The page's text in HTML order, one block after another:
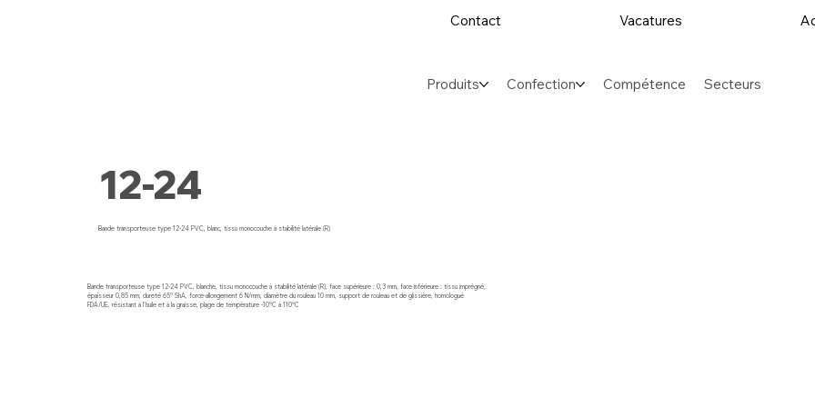
Contact Vacatures
Produits Confection Compétence Secteurs
12-24
Bande transporteuse type 12-24 PVC, blanc, tissu monocouche à stabilité latérale (R)
Bande transporteuse type 12-24 PVC, blanche, tissu monocouche à stabilité latérale (R), face supérieure : 0,3 mm, face inférieure : tissu imprégné,
épaisseur 0,85 mm, dureté 65° ShA, force-allongement 6 N/mm, diamètre du rouleau 10 mm, support de rouleau et de glissière, homologué
FDA/UE, résistant à l'huile et à la graisse, plage de température -10°C à 110°C